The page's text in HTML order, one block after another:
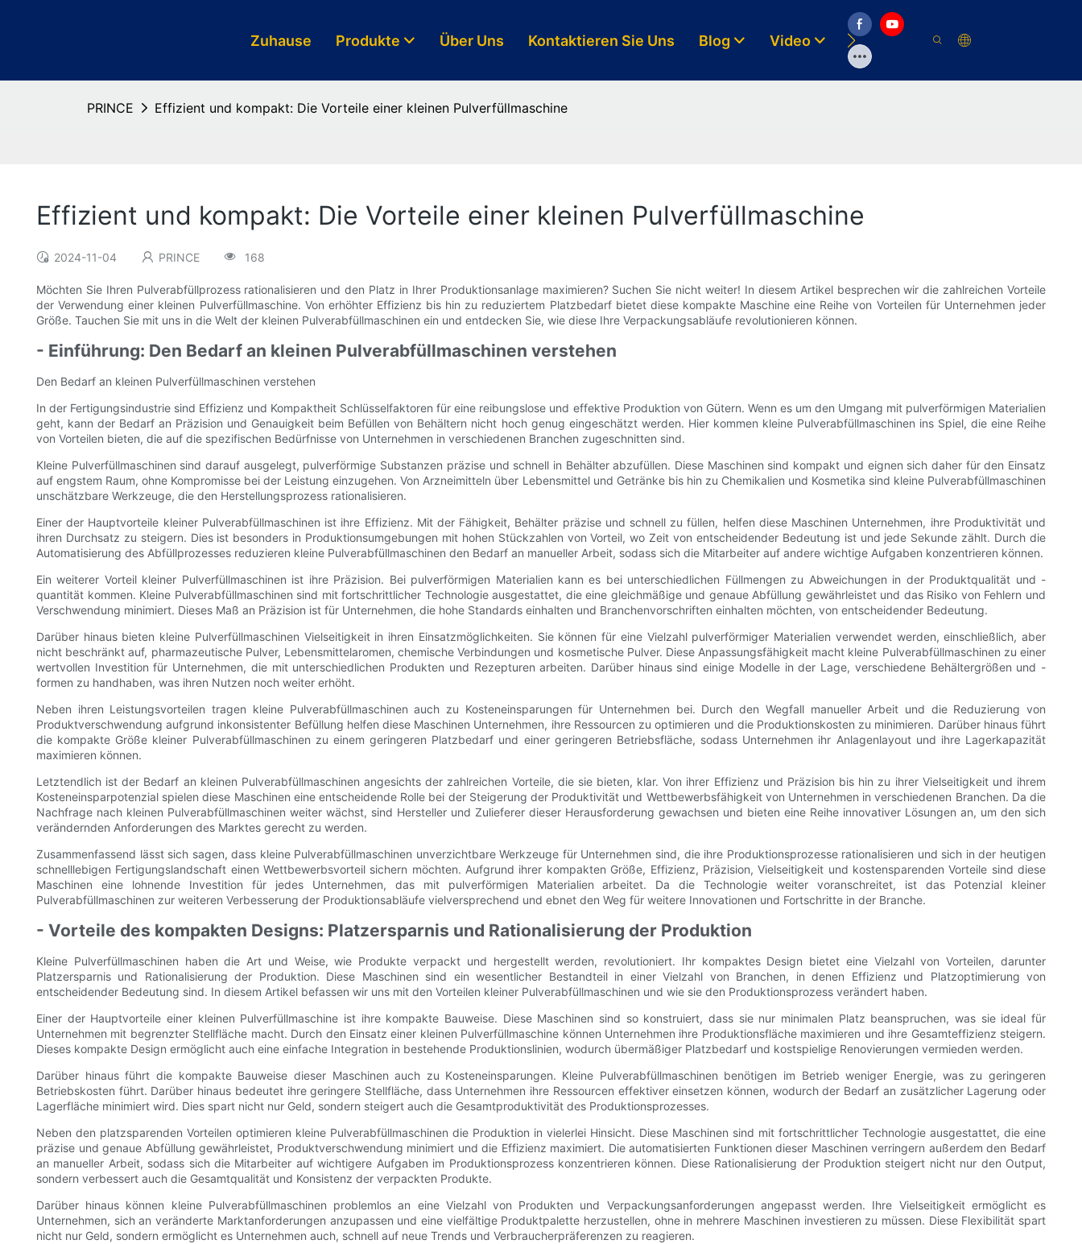
Zuhause Produkte Über Uns Kontaktieren Sie Uns Blog Video Lösungen Ressource
PRINCE Effizient und kompakt: Die Vorteile einer kleinen Pulverfüllmaschine
Effizient und kompakt: Die Vorteile einer kleinen Pulverfüllmaschine
2024-11-04 PRINCE 168
Möchten Sie Ihren Pulverabfüllprozess rationalisieren und den Platz in Ihrer Produktionsanlage maximieren? Suchen Sie nicht weiter! In diesem Artikel besprechen wir die zahlreichen Vorteile
der Verwendung einer kleinen Pulverfüllmaschine. Von erhöhter Effizienz bis hin zu reduziertem Platzbedarf bietet diese kompakte Maschine eine Reihe von Vorteilen für Unternehmen jeder
Größe. Tauchen Sie mit uns in die Welt der kleinen Pulverabfüllmaschinen ein und entdecken Sie, wie diese Ihre Verpackungsabläufe revolutionieren können.
- Einführung: Den Bedarf an kleinen Pulverabfüllmaschinen verstehen
Den Bedarf an kleinen Pulverfüllmaschinen verstehen
In der Fertigungsindustrie sind Effizienz und Kompaktheit Schlüsselfaktoren für eine reibungslose und effektive Produktion von Gütern. Wenn es um den Umgang mit pulverförmigen Materialien
geht, kann der Bedarf an Präzision und Genauigkeit beim Befüllen von Behältern nicht hoch genug eingeschätzt werden. Hier kommen kleine Pulverabfüllmaschinen ins Spiel, die eine Reihe
von Vorteilen bieten, die auf die spezifischen Bedürfnisse von Unternehmen in verschiedenen Branchen zugeschnitten sind.
Kleine Pulverfüllmaschinen sind darauf ausgelegt, pulverförmige Substanzen präzise und schnell in Behälter abzufüllen. Diese Maschinen sind kompakt und eignen sich daher für den Einsatz
auf engstem Raum, ohne Kompromisse bei der Leistung einzugehen. Von Arzneimitteln über Lebensmittel und Getränke bis hin zu Chemikalien und Kosmetika sind kleine Pulverabfüllmaschinen
unschätzbare Werkzeuge, die den Herstellungsprozess rationalisieren.
Einer der Hauptvorteile kleiner Pulverabfüllmaschinen ist ihre Effizienz. Mit der Fähigkeit, Behälter präzise und schnell zu füllen, helfen diese Maschinen Unternehmen, ihre Produktivität und
ihren Durchsatz zu steigern. Dies ist besonders in Produktionsumgebungen mit hohen Stückzahlen von Vorteil, wo Zeit von entscheidender Bedeutung ist und jede Sekunde zählt. Durch die
Automatisierung des Abfüllprozesses reduzieren kleine Pulverabfüllmaschinen den Bedarf an manueller Arbeit, sodass sich die Mitarbeiter auf andere wichtige Aufgaben konzentrieren können.
Ein weiterer Vorteil kleiner Pulverfüllmaschinen ist ihre Präzision. Bei pulverförmigen Materialien kann es bei unterschiedlichen Füllmengen zu Abweichungen in der Produktqualität und -
quantität kommen. Kleine Pulverabfüllmaschinen sind mit fortschrittlicher Technologie ausgestattet, die eine gleichmäßige und genaue Abfüllung gewährleistet und das Risiko von Fehlern und
Verschwendung minimiert. Dieses Maß an Präzision ist für Unternehmen, die hohe Standards einhalten und Branchenvorschriften einhalten möchten, von entscheidender Bedeutung.
Darüber hinaus bieten kleine Pulverfüllmaschinen Vielseitigkeit in ihren Einsatzmöglichkeiten. Sie können für eine Vielzahl pulverförmiger Materialien verwendet werden, einschließlich, aber
nicht beschränkt auf, pharmazeutische Pulver, Lebensmittelaromen, chemische Verbindungen und kosmetische Pulver. Diese Anpassungsfähigkeit macht kleine Pulverabfüllmaschinen zu einer
wertvollen Investition für Unternehmen, die mit unterschiedlichen Produkten und Rezepturen arbeiten. Darüber hinaus sind einige Modelle in der Lage, verschiedene Behältergrößen und -
formen zu handhaben, was ihren Nutzen noch weiter erhöht.
Neben ihren Leistungsvorteilen tragen kleine Pulverabfüllmaschinen auch zu Kosteneinsparungen für Unternehmen bei. Durch den Wegfall manueller Arbeit und die Reduzierung von
Produktverschwendung aufgrund inkonsistenter Befüllung helfen diese Maschinen Unternehmen, ihre Ressourcen zu optimieren und die Produktionskosten zu minimieren. Darüber hinaus führt
die kompakte Größe kleiner Pulverabfüllmaschinen zu einem geringeren Platzbedarf und einer geringeren Betriebsfläche, sodass Unternehmen ihr Anlagenlayout und ihre Lagerkapazität
maximieren können.
Letztendlich ist der Bedarf an kleinen Pulverabfüllmaschinen angesichts der zahlreichen Vorteile, die sie bieten, klar. Von ihrer Effizienz und Präzision bis hin zu ihrer Vielseitigkeit und ihrem
Kosteneinsparpotenzial spielen diese Maschinen eine entscheidende Rolle bei der Steigerung der Produktivität und Wettbewerbsfähigkeit von Unternehmen in verschiedenen Branchen. Da die
Nachfrage nach kleinen Pulverabfüllmaschinen weiter wächst, sind Hersteller und Zulieferer dieser Herausforderung gewachsen und bieten eine Reihe innovativer Lösungen an, um den sich
verändernden Anforderungen des Marktes gerecht zu werden.
Zusammenfassend lässt sich sagen, dass kleine Pulverabfüllmaschinen unverzichtbare Werkzeuge für Unternehmen sind, die ihre Produktionsprozesse rationalisieren und sich in der heutigen
schnelllebigen Fertigungslandschaft einen Wettbewerbsvorteil sichern möchten. Aufgrund ihrer kompakten Größe, Effizienz, Präzision, Vielseitigkeit und kostensparenden Vorteile sind diese
Maschinen eine lohnende Investition für jedes Unternehmen, das mit pulverförmigen Materialien arbeitet. Da die Technologie weiter voranschreitet, ist das Potenzial kleiner
Pulverabfüllmaschinen zur weiteren Verbesserung der Produktionsabläufe vielversprechend und ebnet den Weg für weitere Innovationen und Fortschritte in der Branche.
- Vorteile des kompakten Designs: Platzersparnis und Rationalisierung der Produktion
Kleine Pulverfüllmaschinen haben die Art und Weise, wie Produkte verpackt und hergestellt werden, revolutioniert. Ihr kompaktes Design bietet eine Vielzahl von Vorteilen, darunter
Platzersparnis und Rationalisierung der Produktion. Diese Maschinen sind ein wesentlicher Bestandteil in einer Vielzahl von Branchen, in denen Effizienz und Platzoptimierung von
entscheidender Bedeutung sind. In diesem Artikel befassen wir uns mit den Vorteilen kleiner Pulverabfüllmaschinen und wie sie den Produktionsprozess verändert haben.
Einer der Hauptvorteile einer kleinen Pulverfüllmaschine ist ihre kompakte Bauweise. Diese Maschinen sind so konstruiert, dass sie nur minimalen Platz beanspruchen, was sie ideal für
Unternehmen mit begrenzter Stellfläche macht. Durch den Einsatz einer kleinen Pulverfüllmaschine können Unternehmen ihre Produktionsfläche maximieren und ihre Gesamteffizienz steigern.
Dieses kompakte Design ermöglicht auch eine einfache Integration in bestehende Produktionslinien, wodurch übermäßiger Platzbedarf und kostspielige Renovierungen vermieden werden.
Darüber hinaus führt die kompakte Bauweise dieser Maschinen auch zu Kosteneinsparungen. Kleine Pulverabfüllmaschinen benötigen im Betrieb weniger Energie, was zu geringeren
Betriebskosten führt. Darüber hinaus bedeutet ihre geringere Stellfläche, dass Unternehmen ihre Ressourcen effektiver einsetzen können, wodurch der Bedarf an zusätzlicher Lagerung oder
Lagerfläche minimiert wird. Dies spart nicht nur Geld, sondern steigert auch die Gesamtproduktivität des Produktionsprozesses.
Neben den platzsparenden Vorteilen optimieren kleine Pulverabfüllmaschinen die Produktion in vielerlei Hinsicht. Diese Maschinen sind mit fortschrittlicher Technologie ausgestattet, die eine
präzise und genaue Abfüllung gewährleistet, Produktverschwendung minimiert und die Effizienz maximiert. Die automatisierten Funktionen dieser Maschinen verringern außerdem den Bedarf
an manueller Arbeit, sodass sich die Mitarbeiter auf wichtigere Aufgaben im Produktionsprozess konzentrieren können. Diese Rationalisierung der Produktion steigert nicht nur den Output,
sondern verbessert auch die Gesamtqualität und Konsistenz der verpackten Produkte.
Darüber hinaus können kleine Pulverabfüllmaschinen problemlos an eine Vielzahl von Produkten und Verpackungsanforderungen angepasst werden. Ihre Vielseitigkeit ermöglicht es
Unternehmen, sich an veränderte Marktanforderungen anzupassen und eine vielfältige Produktpalette herzustellen, ohne in mehrere Maschinen investieren zu müssen. Diese Flexibilität spart
nicht nur Geld, sondern ermöglicht es Unternehmen auch, schnell auf neue Trends und Verbraucherpräferenzen zu reagieren.